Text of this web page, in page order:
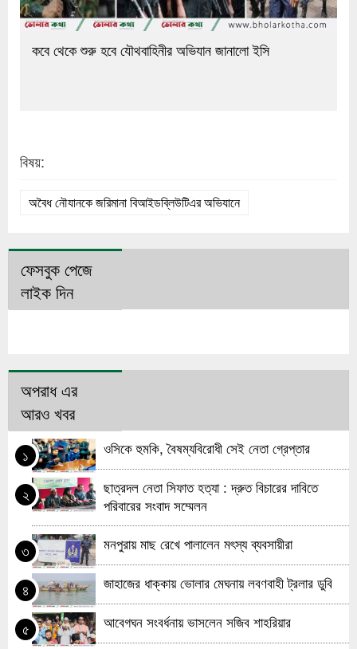
কবে থেকে শুরু হবে যৌথবাহিনীর অভিযান জানালো ইসি
বিষয়:
অবৈধ নৌযানকে জরিমানা বিআইডব্লিউটিএর অভিযানে
ফেসবুক পেজে
লাইক দিন
অপরাধ এর
আরও খবর
১ ওসিকে হুমকি, বৈষম্যবিরোধী সেই নেতা গ্রেপ্তার
২
ছাত্রদল নেতা সিফাত হত্যা : দ্রুত বিচারের দাবিতে
পরিবারের সংবাদ সম্মেলন
৩ মনপুরায় মাছ রেখে পালালেন মৎস্য ব্যবসায়ীরা
৪ জাহাজের ধাক্কায় ভোলার মেঘনায় লবণবাহী ট্রলার ডুবি
৫ আবেগঘন সংবর্ধনায় ভাসলেন সজিব শাহরিয়ার